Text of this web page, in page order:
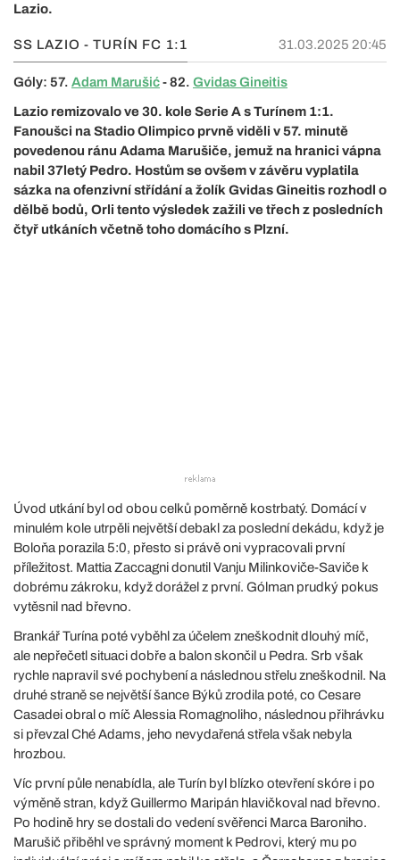
Lazio.
SS LAZIO - TURÍN FC 1:1 31.03.2025 20:45
Góly: 57. Adam Marušić- 82. Gvidas Gineitis
Lazio remizovalo ve 30. kole Serie A s Turínem 1:1.
Fanoušci na Stadio Olimpico prvně viděli v 57. minutě
povedenou ránu Adama Marušiče, jemuž na hranici vápna
nabil 37letý Pedro. Hostům se ovšem v závěru vyplatila
sázka na ofenzivní střídání a žolík Gvidas Gineitis rozhodl o
dělbě bodů, Orli tento výsledek zažili ve třech z posledních
čtyř utkáních včetně toho domácího s Plzní.
Úvod utkání byl od obou celků poměrně kostrbatý. Domácí v
minulém kole utrpěli největší debakl za poslední dekádu, když je
Boloňa porazila 5:0, přesto si právě oni vypracovali první
příležitost. Mattia Zaccagni donutil Vanju Milinkoviče-Saviče k
dobrému zákroku, když dorážel z první. Gólman prudký pokus
vytěsnil nad břevno.
Brankář Turína poté vyběhl za účelem zneškodnit dlouhý míč,
ale nepřečetl situaci dobře a balon skončil u Pedra. Srb však
rychle napravil své pochybení a následnou střelu zneškodnil. Na
druhé straně se největší šance Býků zrodila poté, co Cesare
Casadei obral o míč Alessia Romagnoliho, následnou přihrávku
si převzal Ché Adams, jeho nevydařená střela však nebyla
hrozbou.
Víc první půle nenabídla, ale Turín byl blízko otevření skóre i po
výměně stran, když Guillermo Maripán hlavičkoval nad břevno.
Po hodině hry se dostali do vedení svěřenci Marca Baroniho.
Marušič přiběhl ve správný moment k Pedrovi, který mu po